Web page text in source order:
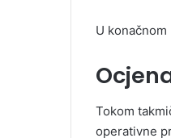
U
Tokom
operativne